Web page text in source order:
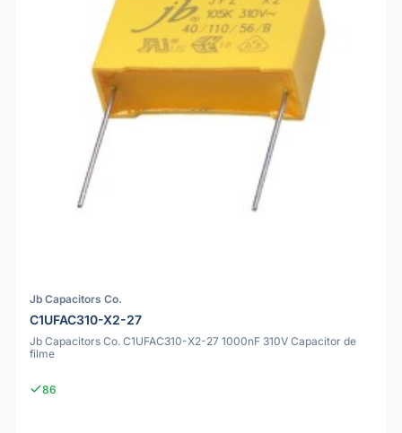
Jb Capacitors Co.
C1UFAC310-X2-27
Jb Capacitors Co. C1UFAC310-X2-27 1000nF 310V Capacitor de
filme
86